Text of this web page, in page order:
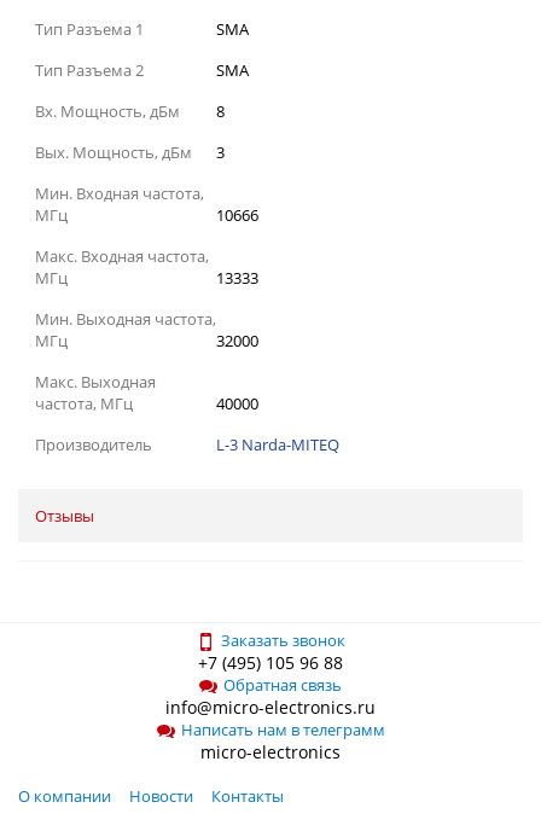
Тип Разъема 1
SMA
Тип Разъема 2
SMA
Вх. Мощность, дБм
8
Вых. Мощность, дБм
3
Мин. Входная частота,
МГц
10666
Макс. Входная частота,
МГц
13333
Мин. Выходная частота,
МГц
32000
Макс. Выходная
частота, МГц
40000
Производитель
L-3 Narda-MITEQ
Отзывы
Заказать звонок
+7 (495) 105 96 88
Обратная связь
info@micro-electronics.ru
Написать нам в телеграмм
micro-electronics
О компании Новости
Контакты